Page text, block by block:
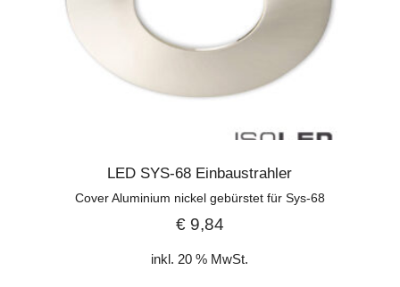
LED SYS-68 Einbaustrahler
Cover Aluminium nickel gebürstet für Sys-68
€9,84
inkl. 20 % MwSt.